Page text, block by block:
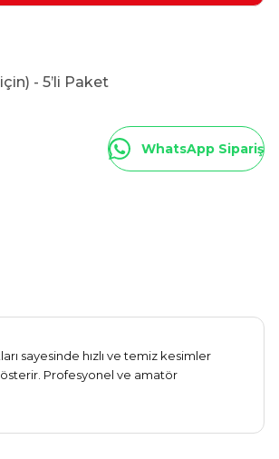
- 5’li Paket
WhatsApp Sipariş
sayesinde hızlı ve temiz kesimler
Profesyonel ve amatör